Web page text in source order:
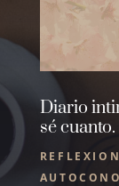
Diario
sé cuanto.